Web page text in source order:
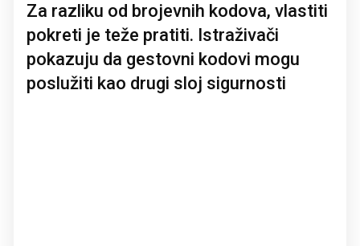
Za razliku od brojevnih kodova, vlastiti
pokreti je teže pratiti. Istraživači
pokazuju da gestovni kodovi mogu
poslužiti kao drugi sloj sigurnosti